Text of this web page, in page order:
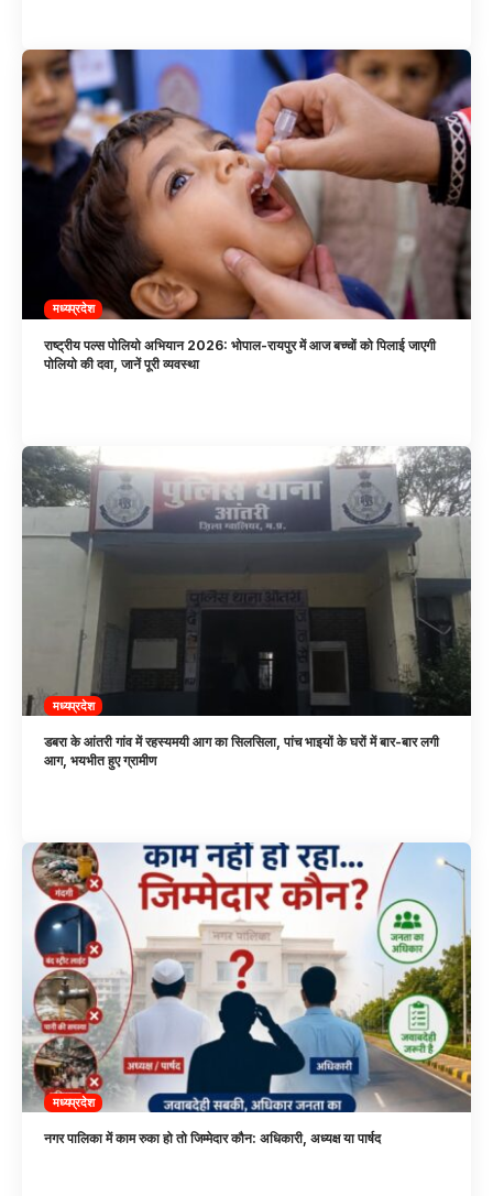
मध्यप्रदेश
राष्ट्रीय पल्स पोलियो अभियान 2026: भोपाल-रायपुर में आज बच्चों को पिलाई जाएगी
पोलियो की दवा, जानें पूरी व्यवस्था
मध्यप्रदेश
डबरा के आंतरी गांव में रहस्यमयी आग का सिलसिला, पांच भाइयों के घरों में बार-बार लगी
आग, भयभीत हुए ग्रामीण
मध्यप्रदेश
नगर पालिका में काम रुका हो तो जिम्मेदार कौन: अधिकारी, अध्यक्ष या पार्षद